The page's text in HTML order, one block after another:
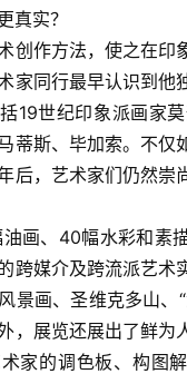
真实？
创作方法，使之在印
家同行最早认识到他
19世纪印象派画家
蒂斯、毕加索。不仅
后，艺术家们仍然崇
画、40幅水彩和素
跨媒介及跨流派艺术
景画、圣维克多山、
，展览还展出了鲜为
家的调色板、构图